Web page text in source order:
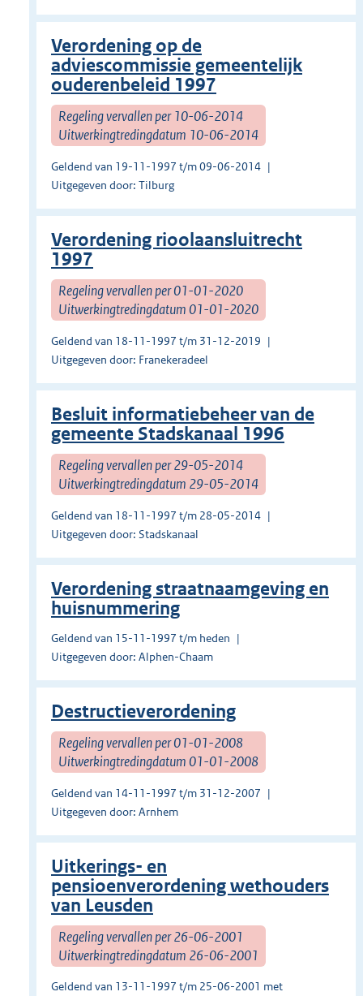
Verordening op de
adviescommissie gemeentelijk
ouderenbeleid 1997
Regeling vervallen per 10-06-2014
Uitwerkingtredingdatum 10-06-2014
Geldend van 19-11-1997 t/m 09-06-2014
Uitgegeven door: Tilburg
Verordening rioolaansluitrecht
1997
Regeling vervallen per 01-01-2020
Uitwerkingtredingdatum 01-01-2020
Geldend van 18-11-1997 t/m 31-12-2019
Uitgegeven door: Franekeradeel
Besluit informatiebeheer van de
gemeente Stadskanaal 1996
Regeling vervallen per 29-05-2014
Uitwerkingtredingdatum 29-05-2014
Geldend van 18-11-1997 t/m 28-05-2014
Uitgegeven door: Stadskanaal
Verordening straatnaamgeving en
huisnummering
Geldend van 15-11-1997 t/m heden
Uitgegeven door: Alphen-Chaam
Destructieverordening
Regeling vervallen per 01-01-2008
Uitwerkingtredingdatum 01-01-2008
Geldend van 14-11-1997 t/m 31-12-2007
Uitgegeven door: Arnhem
Uitkerings- en
pensioenverordening wethouders
van Leusden
Regeling vervallen per 26-06-2001
Uitwerkingtredingdatum 26-06-2001
Geldend van 13-11-1997 t/m 25-06-2001 met